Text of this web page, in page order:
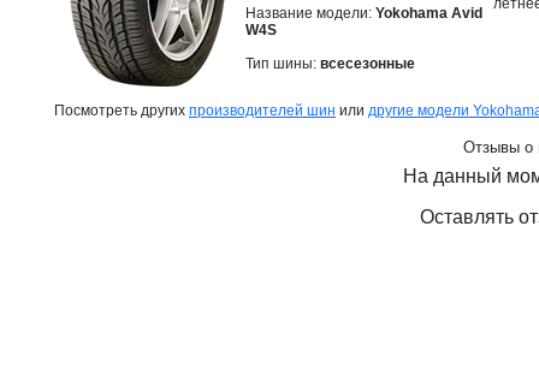
Название модели: Yokohama Avid
W4S
Тип шины: всесезонные
Посмотреть других производителей шин или другие модели
Отзывы о
На данный
Оставлять